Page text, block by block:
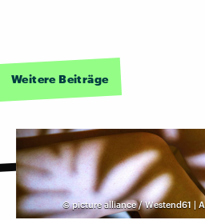
Weitere Beiträge
©picture alliance / Westend61 |